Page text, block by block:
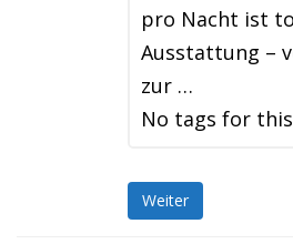
pro Nacht ist
Ausstattung –
zur …
No tags for
Weiter